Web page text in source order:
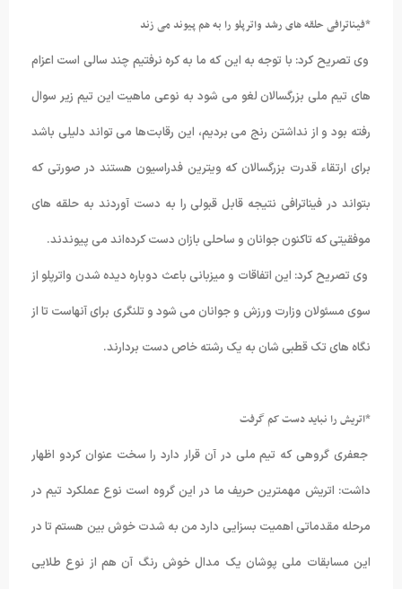
*فیناترافی حلقه های رشد واترپلو را به هم پیوند می زند
وی تصریح کرد: با توجه به این که ما به کره نرفتیم چند سالی است اعزام
های تیم ملی بزرگسالان لغو می شود به نوعی ماهیت این تیم زیر سوال
رفته بود و از نداشتن رنج می بردیم، این رقابت‌ها می تواند دلیلی باشد
برای ارتقاء قدرت بزرگسالان که ویترین فدراسیون هستند در صورتی که
بتواند در فیناترافی نتیجه قابل قبولی را به دست آوردند به حلقه های
موفقیتی که تاکنون جوانان و ساحلی بازان دست کرده‌اند می پیوندند.
وی تصریح کرد: این اتفاقات و میزبانی باعث دوباره دیده شدن واترپلو از
سوی مسئولان وزارت ورزش و جوانان می شود و تلنگری برای آنهاست تا از
نگاه های تک قطبی شان به یک رشته خاص دست بردارند.
*اتریش را نباید دست کم گرفت
جعفری گروهی که تیم ملی در آن قرار دارد را سخت عنوان کردو اظهار
داشت: اتریش مهمترین حریف ما در این گروه است نوع عملکرد تیم در
مرحله مقدماتی اهمیت بسزایی دارد من به شدت خوش بین هستم تا در
این مسابقات ملی پوشان یک مدال خوش رنگ آن هم از نوع طلایی